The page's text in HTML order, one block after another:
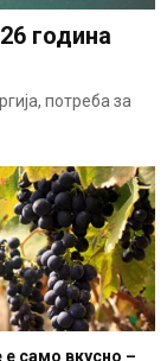
година
потреба за
е само вкусно –